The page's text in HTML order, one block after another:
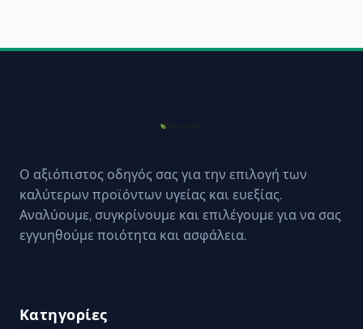
Ο αξιόπιστος οδηγός σας για την επιλογή των
καλύτερων προϊόντων υγείας και ευεξίας.
Αναλύουμε, συγκρίνουμε και επιλέγουμε για να σας
εγγυηθούμε ποιότητα και ασφάλεια.
Κατηγορίες